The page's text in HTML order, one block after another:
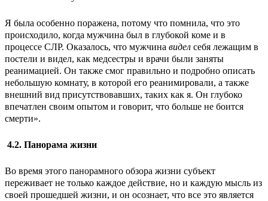
Я была особенно поражена, потому что помнила, что это
происходило, когда мужчина был в глубокой коме и в
процессе СЛР. Оказалось, что мужчина видел себя лежащим в
постели и видел, как медсестры и врачи были заняты
реанимацией. Он также смог правильно и подробно описать
небольшую комнату, в которой его реанимировали, а также
внешний вид присутствовавших, таких как я. Он глубоко
впечатлен своим опытом и говорит, что больше не боится
смерти».
4.2. Панорама жизни
Во время этого панорамного обзора жизни субъект
переживает не только каждое действие, но и каждую мысль из
своей прошедшей жизни, и он осознает, что все это является